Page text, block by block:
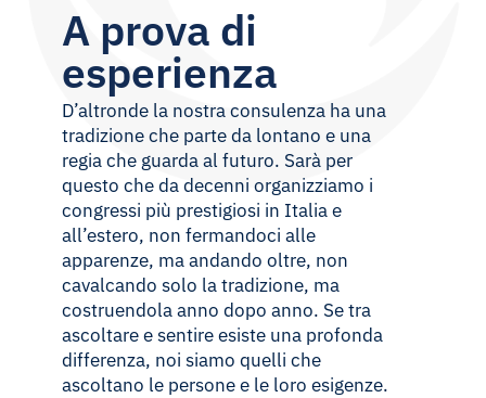
A prova di
esperienza
D’altronde la nostra consulenza ha una
tradizione che parte da lontano e una
regia che guarda al futuro. Sarà per
questo che da decenni organizziamo i
congressi più prestigiosi in Italia e
all’estero, non fermandoci alle
apparenze, ma andando oltre, non
cavalcando solo la tradizione, ma
costruendola anno dopo anno. Se tra
ascoltare e sentire esiste una profonda
differenza, noi siamo quelli che
ascoltano le persone e le loro esigenze.